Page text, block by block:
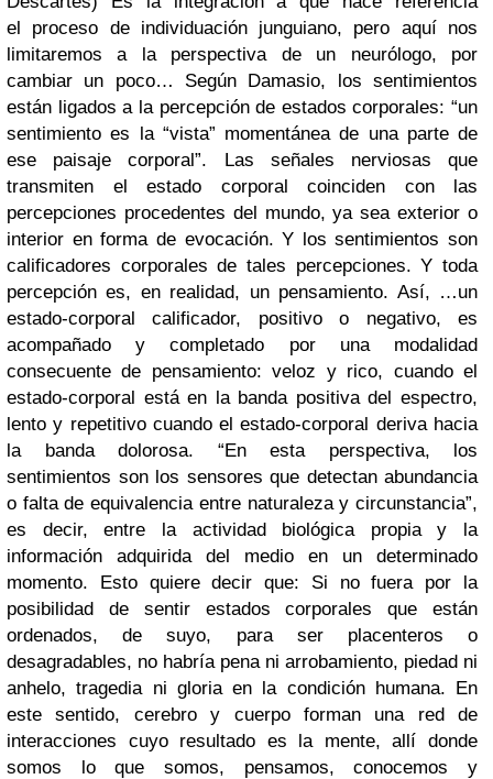
el proceso de individuación junguiano, pero aquí nos
limitaremos a la perspectiva de un neurólogo, por
cambiar un poco… Según Damasio, los sentimientos
están ligados a la percepción de estados corporales: “un
sentimiento es la “vista” momentánea de una parte de
ese paisaje corporal”. Las señales nerviosas que
transmiten el estado corporal coinciden con las
percepciones procedentes del mundo, ya sea exterior o
interior en forma de evocación. Y los sentimientos son
calificadores corporales de tales percepciones. Y toda
percepción es, en realidad, un pensamiento. Así, …un
estado-corporal calificador, positivo o negativo, es
acompañado y completado por una modalidad
consecuente de pensamiento: veloz y rico, cuando el
estado-corporal está en la banda positiva del espectro,
lento y repetitivo cuando el estado-corporal deriva hacia
la banda dolorosa. “En esta perspectiva, los
sentimientos son los sensores que detectan abundancia
o falta de equivalencia entre naturaleza y circunstancia”,
es decir, entre la actividad biológica propia y la
información adquirida del medio en un determinado
momento. Esto quiere decir que: Si no fuera por la
posibilidad de sentir estados corporales que están
ordenados, de suyo, para ser placenteros o
desagradables, no habría pena ni arrobamiento, piedad ni
anhelo, tragedia ni gloria en la condición humana. En
este sentido, cerebro y cuerpo forman una red de
interacciones cuyo resultado es la mente, allí donde
somos lo que somos, pensamos, conocemos y